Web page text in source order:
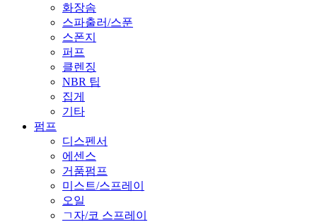
화장솜
스파출러/스푼
스폰지
퍼프
클렌징
NBR 팁
집게
기타
펌프
디스펜서
에센스
거품펌프
미스트/스프레이
오일
ㄱ자/코 스프레이